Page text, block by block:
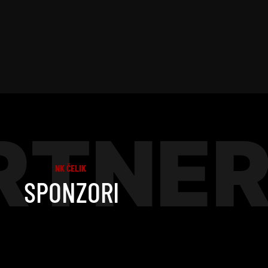
NK ČELIK
SPONZORI